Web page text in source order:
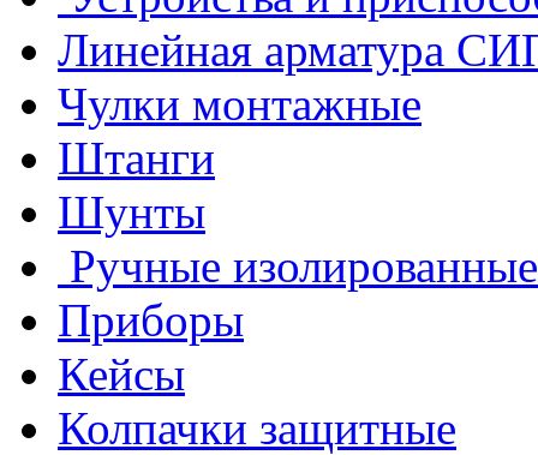
Линейная арматура
Чулки монтажные
Штанги
Шунты
Ручные
Приборы
Кейсы
Колпачки защитные